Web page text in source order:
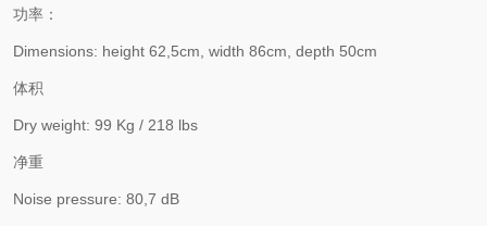
功率：
Dimensions: height 62,5cm, width 86cm, depth 50cm
体积
Dry weight: 99 Kg / 218 lbs
净重
Noise pressure: 80,7 dB